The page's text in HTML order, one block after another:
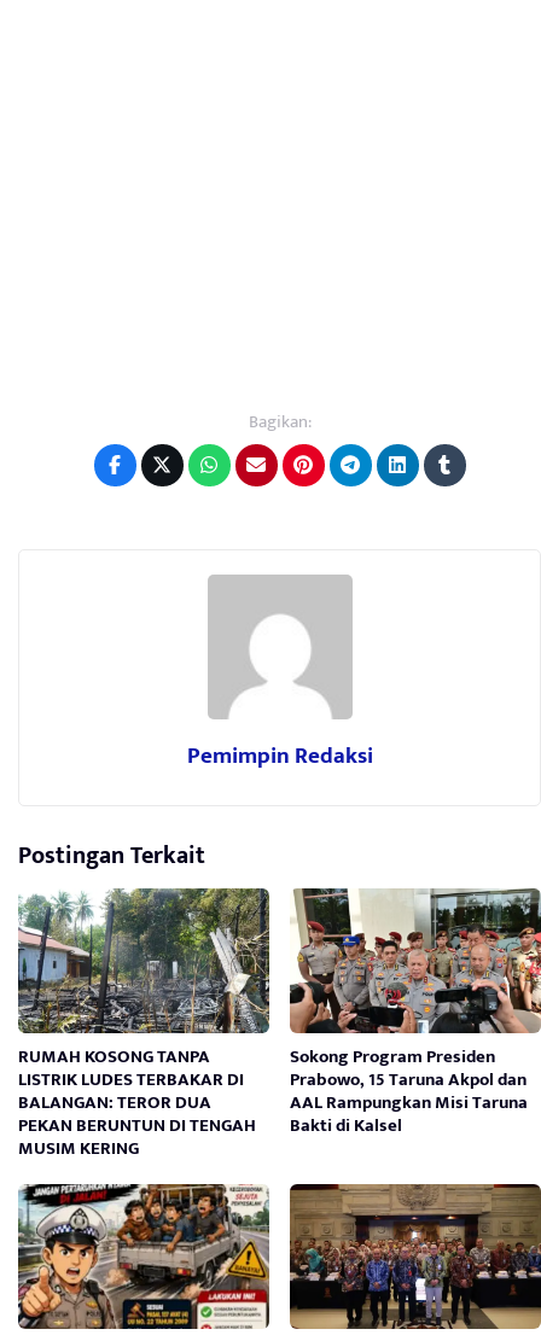
Bagikan:
Pemimpin Redaksi
Postingan Terkait
RUMAH KOSONG TANPA
LISTRIK LUDES TERBAKAR DI
BALANGAN: TEROR DUA
PEKAN BERUNTUN DI TENGAH
MUSIM KERING
Sokong Program Presiden
Prabowo, 15 Taruna Akpol dan
AAL Rampungkan Misi Taruna
Bakti di Kalsel